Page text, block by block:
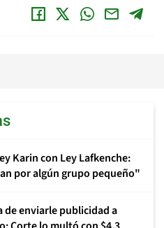
Karin con Ley Lafkenche:
por algún grupo pequeño"
de enviarle publicidad a